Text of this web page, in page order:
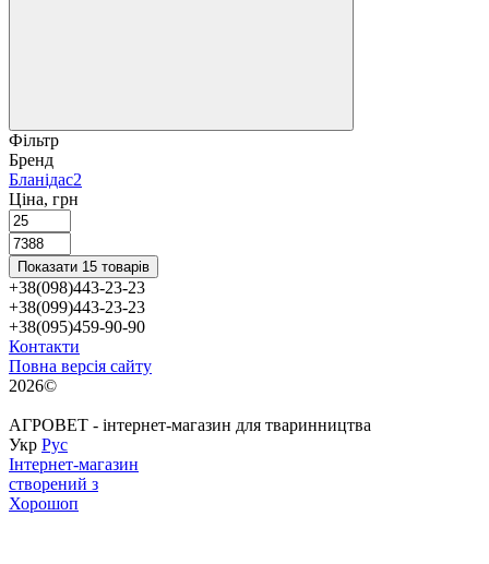
Фільтр
Бренд
Бланідас2
Ціна, грн
Показати 15 товарів
+38(098)443-23-23
+38(099)443-23-23
+38(095)459-90-90
Контакти
Повна версія сайту
2026©
АГРОВЕТ - інтернет-магазин для тваринництва
Укр Рус
Інтернет-магазин
створений з
Хорошоп